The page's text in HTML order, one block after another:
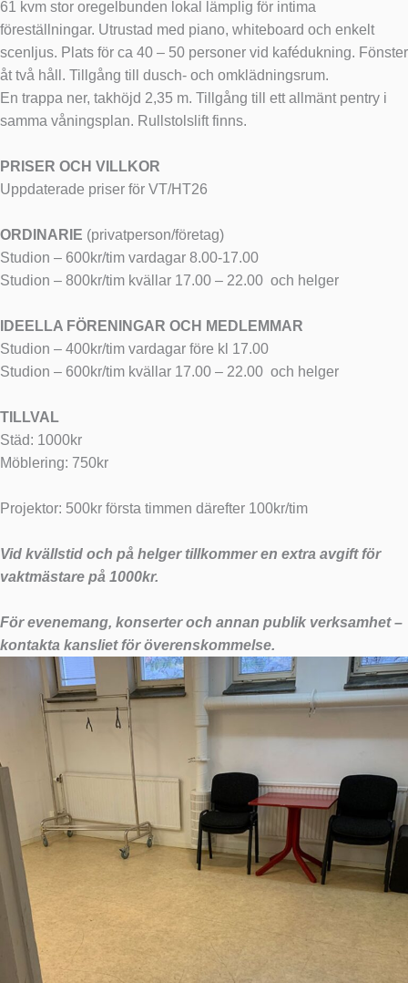
61 kvm stor oregelbunden lokal lämplig för intima
föreställningar. Utrustad med piano, whiteboard och enkelt
scenljus. Plats för ca 40 – 50 personer vid kafédukning. Fönster
åt två håll. Tillgång till dusch- och omklädningsrum.
En trappa ner, takhöjd 2,35 m. Tillgång till ett allmänt pentry i
samma våningsplan. Rullstolslift finns.
PRISER OCH VILLKOR
Uppdaterade priser för VT/HT26
ORDINARIE (privatperson/företag)
Studion – 600kr/tim vardagar 8.00-17.00
Studion – 800kr/tim kvällar 17.00 – 22.00 och helger
IDEELLA FÖRENINGAR OCH MEDLEMMAR
Studion – 400kr/tim vardagar före kl 17.00
Studion – 600kr/tim kvällar 17.00 – 22.00 och helger
TILLVAL
Städ: 1000kr
Möblering: 750kr
Projektor: 500kr första timmen därefter 100kr/tim
Vid kvällstid och på helger tillkommer en extra avgift för
vaktmästare på 1000kr.
För evenemang, konserter och annan publik verksamhet –
kontakta kansliet för överenskommelse.